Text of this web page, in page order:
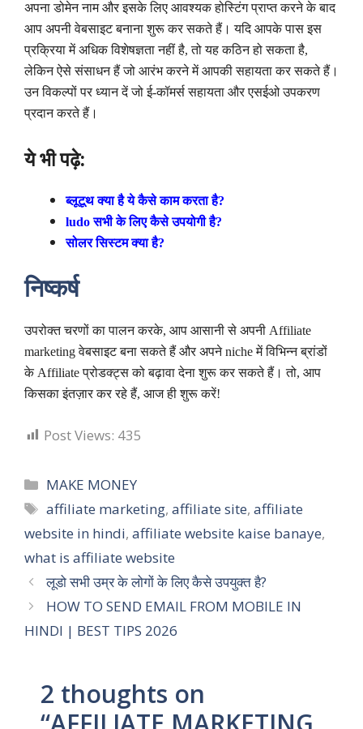
अपना डोमेन नाम और इसके लिए आवश्यक होस्टिंग प्राप्त करने के बाद
आप अपनी वेबसाइट बनाना शुरू कर सकते हैं। यदि आपके पास इस
प्रक्रिया में अधिक विशेषज्ञता नहीं है, तो यह कठिन हो सकता है,
लेकिन ऐसे संसाधन हैं जो आरंभ करने में आपकी सहायता कर सकते हैं।
उन विकल्पों पर ध्यान दें जो ई-कॉमर्स सहायता और एसईओ उपकरण
प्रदान करते हैं।
ये भी पढ़े:
ब्लूटूथ क्या है ये कैसे काम करता है?
ludo सभी के लिए कैसे उपयोगी है?
सोलर सिस्टम क्या है?
निष्कर्ष
उपरोक्त चरणों का पालन करके, आप आसानी से अपनी Affiliate
marketing वेबसाइट बना सकते हैं और अपने niche में विभिन्न ब्रांडों
के Affiliate प्रोडक्ट्स को बढ़ावा देना शुरू कर सकते हैं। तो, आप
किसका इंतज़ार कर रहे हैं, आज ही शुरू करें!
Post Views: 435
Categories
MAKE MONEY
Tags
affiliate marketing,affiliate site,affiliate
website in hindi, affiliate website kaise banaye,
what is affiliate website
लूडो सभी उम्र के लोगों के लिए कैसे उपयुक्त है?
HOW TO SEND EMAIL FROM MOBILE IN
HINDI | BEST TIPS 2026
2 thoughts on